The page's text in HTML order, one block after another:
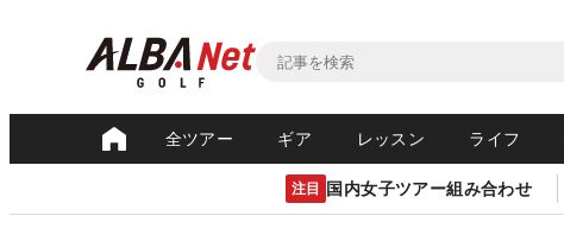
全ツアー ギア レッスン ライフ
注目 国内女子ツアー組み合わせ